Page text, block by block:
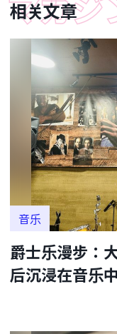
相关文章
音乐
爵士乐漫步：
后沉浸在音乐